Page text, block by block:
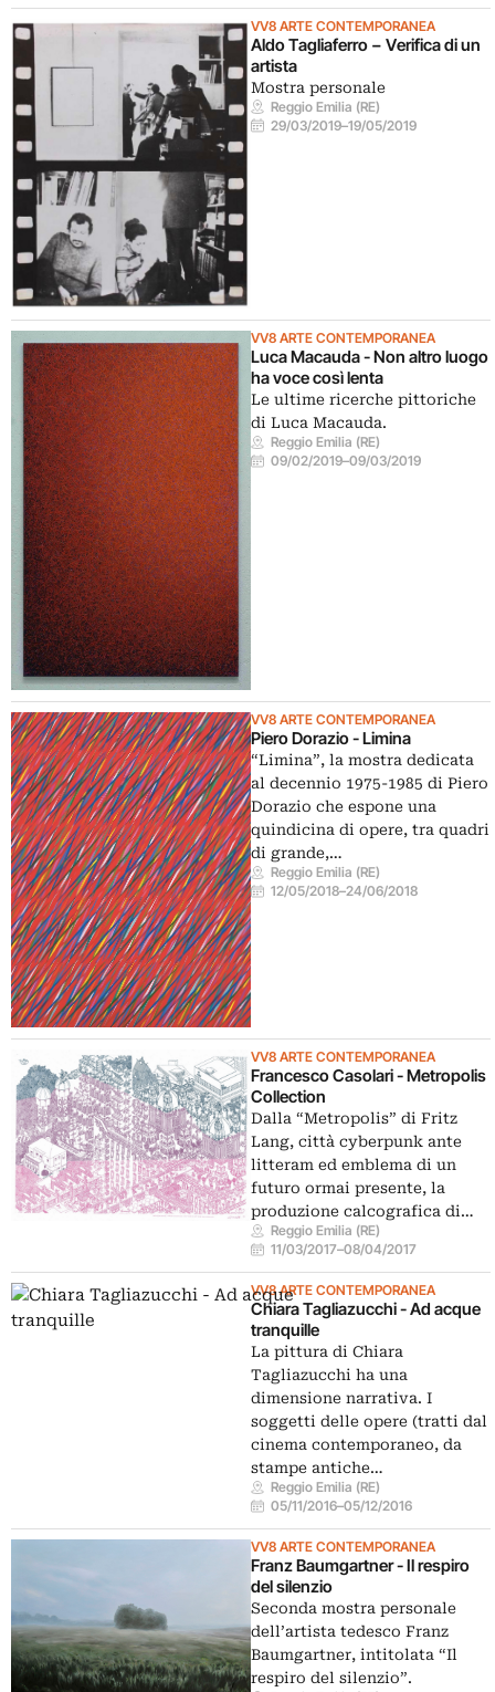
VV8 ARTE CONTEMPORANEA
Aldo Tagliaferro − Verifica di un
artista
Mostra personale
Reggio Emilia (RE)
29/03/2019–19/05/2019
VV8 ARTE CONTEMPORANEA
Luca Macauda - Non altro luogo
ha voce così lenta
Le ultime ricerche pittoriche
di Luca Macauda.
Reggio Emilia (RE)
09/02/2019–09/03/2019
VV8 ARTE CONTEMPORANEA
Piero Dorazio - Limina
“Limina”, la mostra dedicata
al decennio 1975-1985 di Piero
Dorazio che espone una
quindicina di opere, tra quadri
di grande,…
Reggio Emilia (RE)
12/05/2018–24/06/2018
VV8 ARTE CONTEMPORANEA
Francesco Casolari - Metropolis
Collection
Dalla “Metropolis” di Fritz
Lang, città cyberpunk ante
litteram ed emblema di un
futuro ormai presente, la
produzione calcografica di…
Reggio Emilia (RE)
11/03/2017–08/04/2017
VV8 ARTE CONTEMPORANEA
Chiara Tagliazucchi - Ad acque
tranquille
La pittura di Chiara
Tagliazucchi ha una
dimensione narrativa. I
soggetti delle opere (tratti dal
cinema contemporaneo, da
stampe antiche…
Reggio Emilia (RE)
05/11/2016–05/12/2016
VV8 ARTE CONTEMPORANEA
Franz Baumgartner - Il respiro
del silenzio
Seconda mostra personale
dell’artista tedesco Franz
Baumgartner, intitolata “Il
respiro del silenzio”.